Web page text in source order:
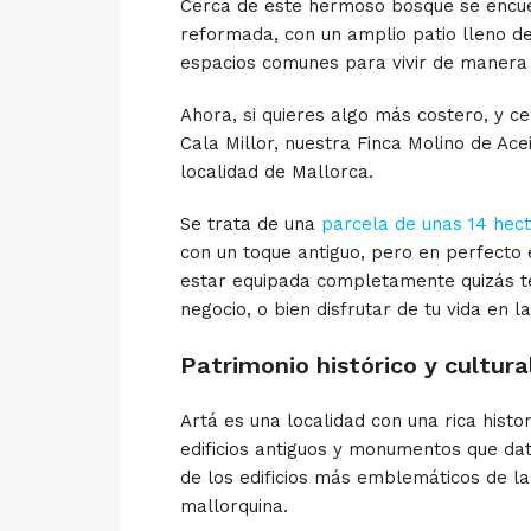
Cerca de este hermoso bosque se
reformada, con un amplio patio lleno
espacios comunes para vivir de
Ahora, si quieres algo más costero, y
Cala Millor, nuestra Finca Molino de
localidad de Mallorca.
Se trata de una parcela de unas 14
con un toque antiguo, pero en
estar equipada completamente quizás
negocio, o bien disfrutar de tu vida en
Patrimonio histórico y
Artá es una localidad con una rica
edificios antiguos y monumentos que
de los edificios más emblemáticos de
mallorquina.